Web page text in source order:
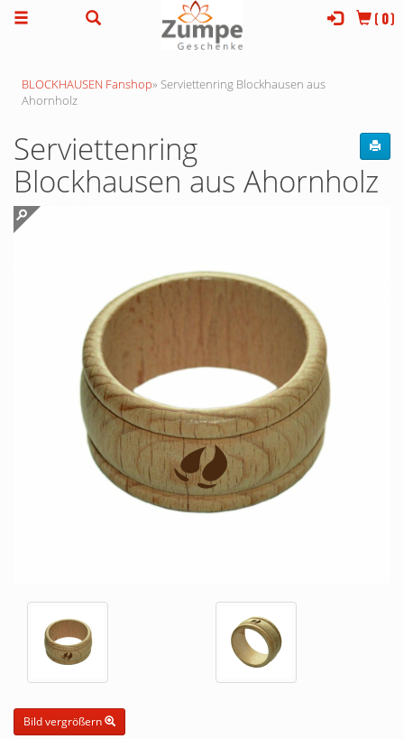
( 0)
BLOCKHAUSEN Fanshop» Serviettenring Blockhausen aus
Ahornholz
Serviettenring
Blockhausen aus Ahornholz
Bild vergrößern